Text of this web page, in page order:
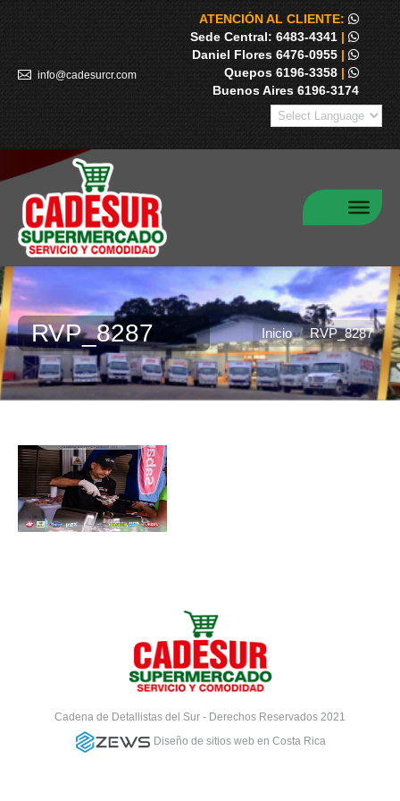
info@cadesurcr.com
ATENCIÓN AL CLIENTE:
Sede Central: 6483-4341 |
Daniel Flores 6476-0955 |
Quepos 6196-3358 |
Buenos Aires 6196-3174
RVP_8287 Estás aquí:Inicio RVP_8287
Cadena de Detallistas del Sur - Derechos Reservados 2021
Diseño de sitios web en Costa Rica